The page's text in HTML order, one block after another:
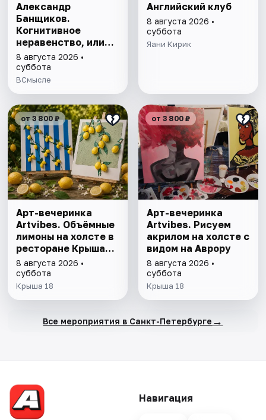
Александр
Банщиков.
Когнитивное
неравенство, или
почему умные
умнеют, а глупые
глупеют
8 августа 2026 •
суббота
ВСмысле
Английский клуб
8 августа 2026 •
суббота
Яани Кирик
от 3 800 ₽
Арт-вечеринка
Artvibes. Объёмные
лимоны на холсте в
ресторане Крыша
18
8 августа 2026 •
суббота
Крыша 18
от 3 800 ₽
Арт-вечеринка
Artvibes. Рисуем
акрилом на холсте с
видом на Аврору
8 августа 2026 •
суббота
Крыша 18
Все мероприятия в Санкт-Петербурге →
Навигация